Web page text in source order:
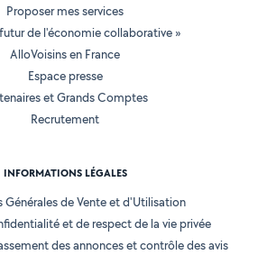
Proposer mes services
futur de l'économie collaborative »
AlloVoisins en France
Espace presse
et Grands Comptes
Recrutement
INFORMATIONS LÉGALES
de Vente et d'Utilisation
et de respect de la vie privée
des annonces et contrôle des avis